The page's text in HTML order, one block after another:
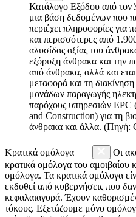
Κατάλογο Εξόδου από τον
μια βάση δεδομένων που
περιέχει πληροφορίες για
και περισσότερες από
αλυσίδας αξίας του
εξόρυξη άνθρακα και την
από άνθρακα, αλλά και
μεταφορά και τη
μονάδων παραγωγής
παρόχους υπηρεσιών
and Construction) για τη
άνθρακα και άλλα. (Πηγή:
Κρατικά ομόλογα
Οι
κρατικά ομόλογα του αμοιβαίου
ομόλογα. Τα κρατικά ομόλογα
εκδοθεί από κυβερνήσεις που
κεφαλαιαγορά. Έχουν
τόκους. Εξετάζουμε μόνο